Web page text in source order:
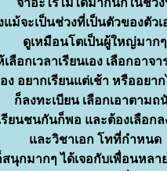
จำอะไรไม่ได้มากนักในช่ว
แม้จะเป็นช่วงที่เป็นตัวของตัวเ
ดูเหมือนโตเป็นผู้ใหญ่มากๆ
ลือกเวลาเรียนเอง เลือกอาจ
อง อยากเรียนแต่เช้า หรืออย
ก็ลงทะเบียน เลือกเอาตามถ
รียนชนกันก็พอ และต้องเลือก
ละวิชาเอก โทที่กำหนด
สนุกมากๆ ได้เจอกับเพื่อนหล